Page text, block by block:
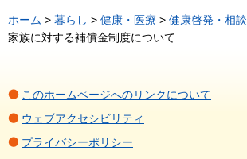
ホーム > 暮らし > 健康・医療 > 健康啓発・相談
家族に対する補償金制度について
このホームページへのリンクについて
ウェブアクセシビリティ
プライバシーポリシー